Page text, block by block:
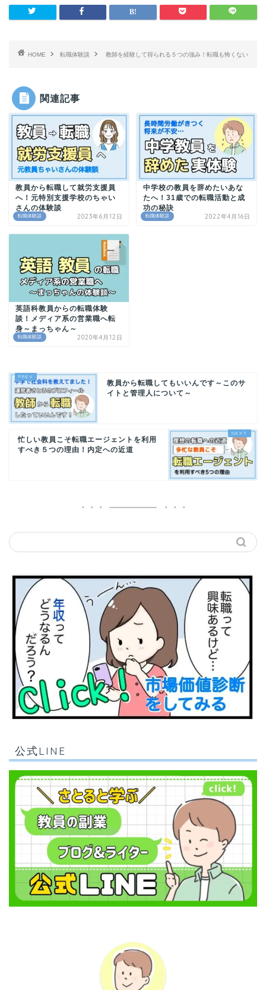
HOME 転職体験談 教師を経験して得られる５つの強み！転職も怖くない
関連記事
転職体験談
教員から転職して就労支援員
へ！元特別支援学校のちゃい
さんの体験談
2023年6月12日 転職体験談
中学校の教員を辞めたいあな
たへ！31歳での転職活動と成
功の秘訣
2022年4月16日
転職体験談
英語科教員からの転職体験
談！メディア系の営業職へ転
身～まっちゃん～
2020年4月12日
教員から転職してもいいんです～このサ
イトと管理人について～
忙しい教員こそ転職エージェントを利用
すべき５つの理由！内定への近道
公式LINE